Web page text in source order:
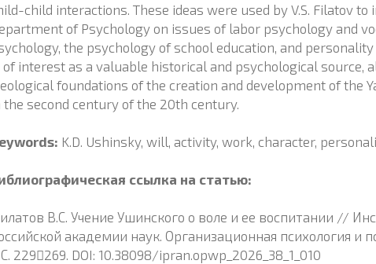
child interactions. These ideas were used by V.S. Filatov
of Psychology on issues of labor psychology and
the psychology of school education, and
of interest as a valuable historical and psychological source,
foundations of the creation and development of the
the second century of the 20th century.
K.D. Ushinsky, will, activity, work, character,
ссылка на статью:
В.С. Учение Ушинского о воле и ее воспитании //
академии наук. Организационная психология и
С. 229269. DOI: 10.38098/ipran.opwp_2026_38_1_010